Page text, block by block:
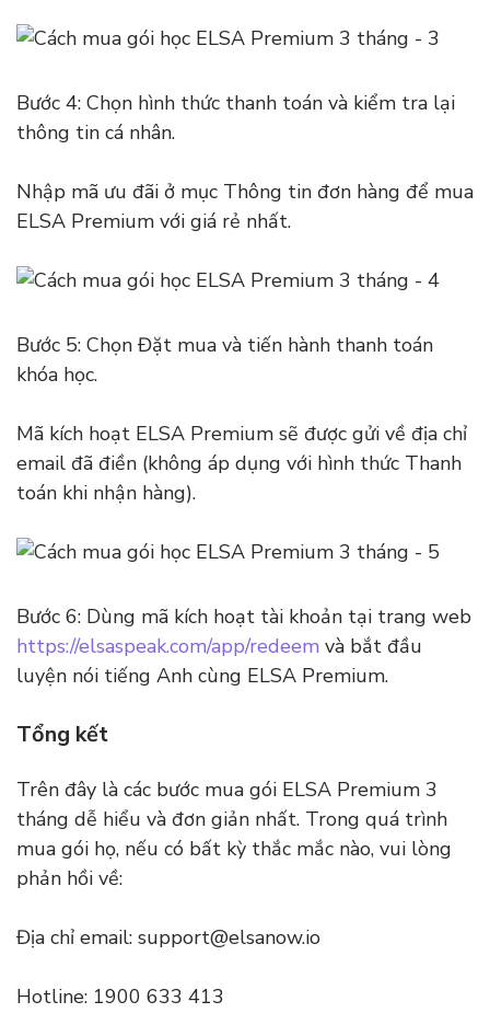
Bước 4: Chọn hình thức thanh toán và kiểm tra lại
thông tin cá nhân.
Nhập mã ưu đãi ở mục Thông tin đơn hàng để mua
ELSA Premium với giá rẻ nhất.
Bước 5: Chọn Đặt mua và tiến hành thanh toán
khóa học.
Mã kích hoạt ELSA Premium sẽ được gửi về địa chỉ
email đã điền (không áp dụng với hình thức Thanh
toán khi nhận hàng).
Bước 6: Dùng mã kích hoạt tài khoản tại trang web
https://elsaspeak.com/app/redeem và bắt đầu
luyện nói tiếng Anh cùng ELSA Premium.
Tổng kết
Trên đây là các bước mua gói ELSA Premium 3
tháng dễ hiểu và đơn giản nhất. Trong quá trình
mua gói họ, nếu có bất kỳ thắc mắc nào, vui lòng
phản hồi về:
Địa chỉ email: support@elsanow.io
Hotline: 1900 633 413